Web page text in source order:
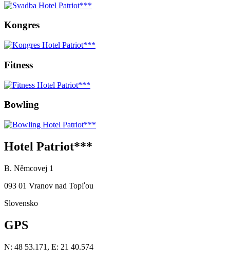
Kongres
Fitness
Bowling
Hotel Patriot***
B. Němcovej 1
093 01 Vranov nad Topľou
Slovensko
GPS
N: 48 53.171, E: 21 40.574